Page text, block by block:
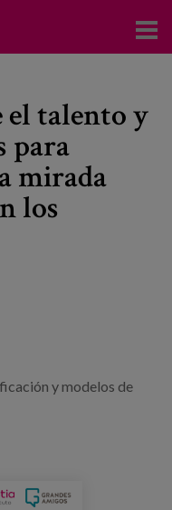
el talento y
para
mirada
los
y modelos de